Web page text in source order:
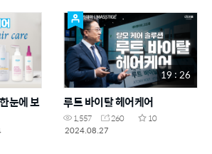
눈에 보
19 : 26
루트 바이탈 헤어케어
1,557 260
10
2024.08.27